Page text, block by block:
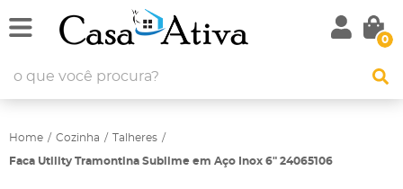
0
Home Cozinha Talheres
Faca Utility Tramontina Sublime em Aço Inox 6" 24065106